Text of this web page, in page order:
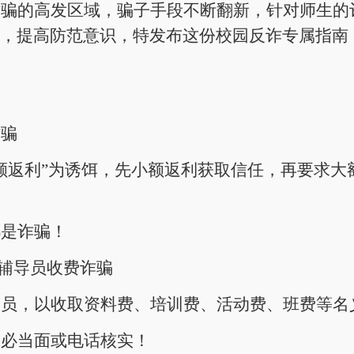
的高发区域，骗子手段不断翻新，针对师生
提高防范意识，特发布这份校园反诈专属指
返利”为诱饵，先小额返利获取信任，再要求
诈骗！
导员收费诈骗
，以收取资料费、培训费、活动费、班费等
当面或电话核实！